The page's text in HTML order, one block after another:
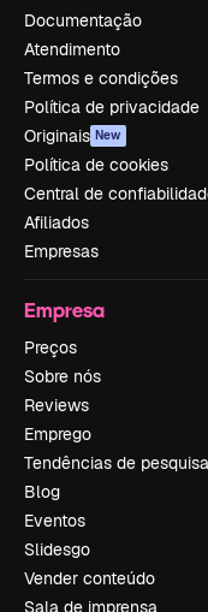
Documentação
Atendimento
Termos e condições
Política de privacidade
Originais New
Política de cookies
Central de
Afiliados
Empresas
Empresa
Preços
Sobre nós
Reviews
Emprego
Tendências de pesquisa
Blog
Eventos
Slidesgo
Vender conteúdo
Sala de imprensa